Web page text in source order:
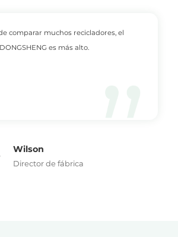
comparar muchos recicladores, el
es más alto.
Wilson
Director de fábrica